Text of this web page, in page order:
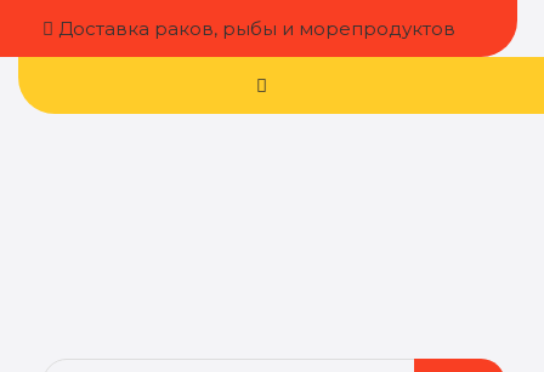
Доставка раков, рыбы и морепродуктов